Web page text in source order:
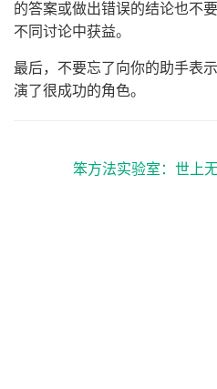
的答案或做出错误的结论也不
不同讨论中获益。
最后，不要忘了向你的助手表
演了很成功的角色。
笨方法实验室：世上